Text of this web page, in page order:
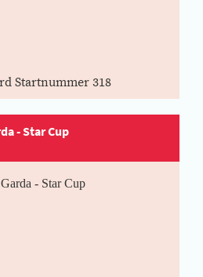
Startnummer 318
- Star Cup